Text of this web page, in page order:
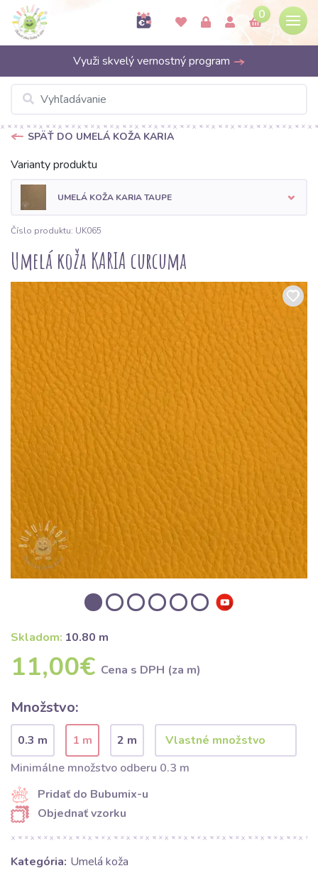
0
Využi skvelý vernostný program
SPÄŤ DO UMELÁ KOŽA KARIA
Varianty produktu
UMELÁ KOŽA KARIA TAUPE
Číslo produktu: UK065
Umelá koža KARIA curcuma
Skladom: 10.80 m
11,00€ Cena s DPH (za m)
Množstvo:
0.3 m 1 m
2 m
Minimálne množstvo odberu 0.3 m
Pridať do Bubumix-u
Objednať vzorku
Kategória: Umelá koža